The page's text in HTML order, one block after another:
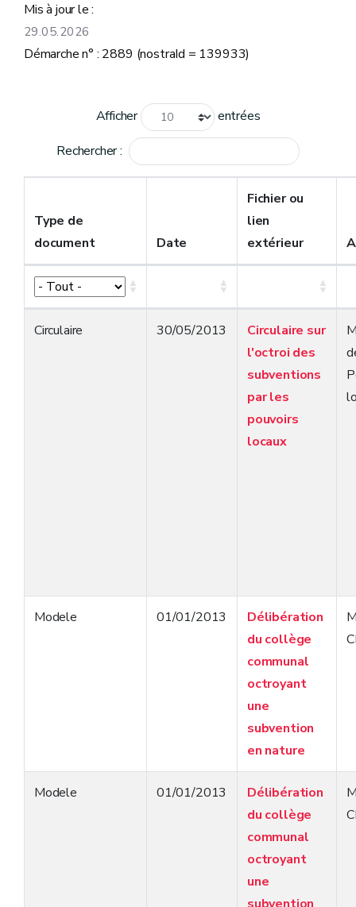
Mis à jour le :
29.05.2026
Démarche n° : 2889 (nostraId = 139933)
Afficher
entrées
Rechercher :
Type de
document
Date
Fichier ou
lien
extérieur
Circulaire 30/05/2013
Circulaire sur
l'octroi des
subventions
par les
pouvoirs
locaux
Modele 01/01/2013
Délibération
du collège
communal
octroyant
une
subvention
en nature
Modele 01/01/2013
Délibération
du collège
communal
octroyant
une